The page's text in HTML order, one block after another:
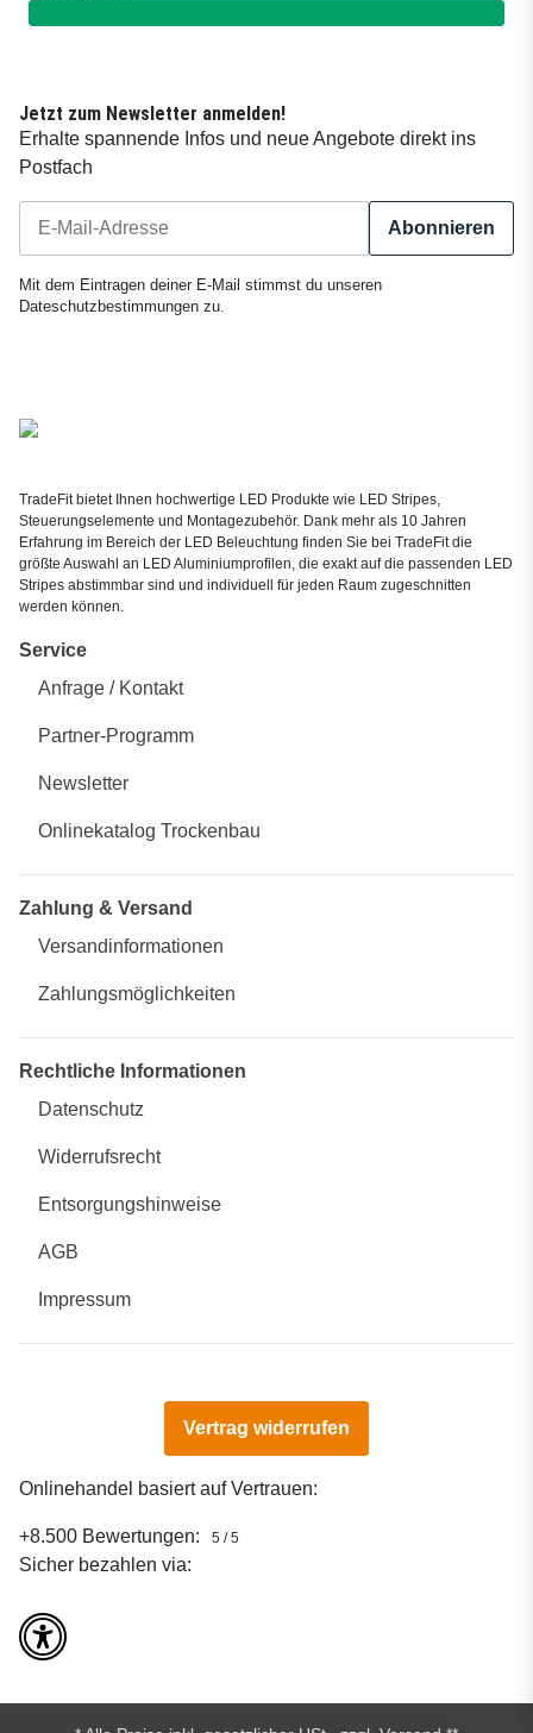
Jetzt zum Newsletter anmelden!
Erhalte spannende Infos und neue Angebote direkt ins
Postfach
Abonnieren
Mit dem Eintragen deiner E-Mail stimmst du unseren
Dateschutzbestimmungen zu.
TradeFit bietet Ihnen hochwertige LED Produkte wie LED Stripes,
Steuerungselemente und Montagezubehör. Dank mehr als 10 Jahren
Erfahrung im Bereich der LED Beleuchtung finden Sie bei TradeFit die
größte Auswahl an LED Aluminiumprofilen, die exakt auf die passenden LED
Stripes abstimmbar sind und individuell für jeden Raum zugeschnitten
werden können.
Service
Anfrage / Kontakt
Partner-Programm
Newsletter
Onlinekatalog Trockenbau
Zahlung & Versand
Versandinformationen
Zahlungsmöglichkeiten
Rechtliche Informationen
Datenschutz
Widerrufsrecht
Entsorgungshinweise
AGB
Impressum
Vertrag widerrufen
Onlinehandel basiert auf Vertrauen:
+8.500 Bewertungen: 5 / 5
Sicher bezahlen via: